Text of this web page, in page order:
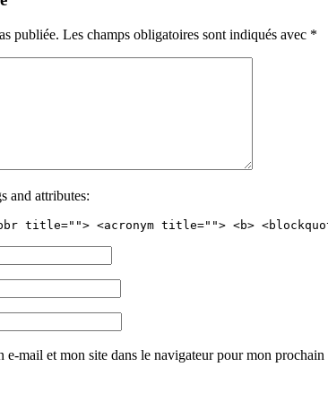
publiée. Les champs obligatoires sont indiqués avec *
and attributes:
title=""> <acronym title=""> <b>
e-mail et mon site dans le navigateur pour mon prochain